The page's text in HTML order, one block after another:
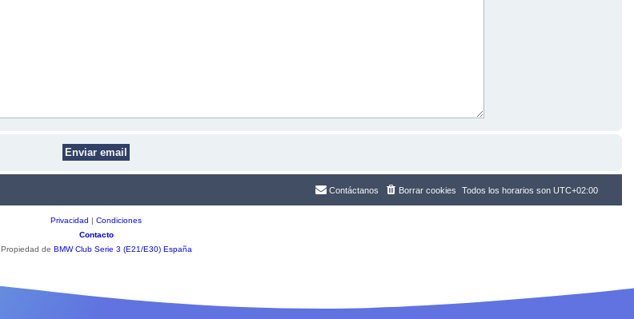
Todos los horarios son UTC+02:00
Borrar cookies
Contáctanos
Privacidad | Condiciones
Contacto
Propiedad de BMW Club Serie 3 (E21/E30) España